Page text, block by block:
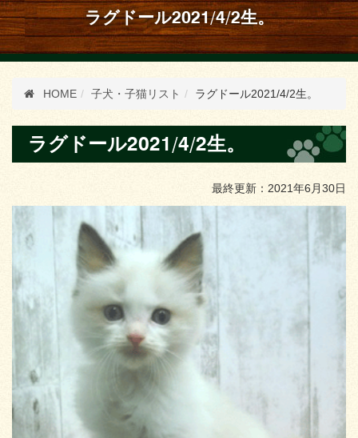
ラグドール2021/4/2生。
HOME 子犬・子猫リスト ラグドール2021/4/2生。
ラグドール2021/4/2生。
最終更新：2021年6月30日